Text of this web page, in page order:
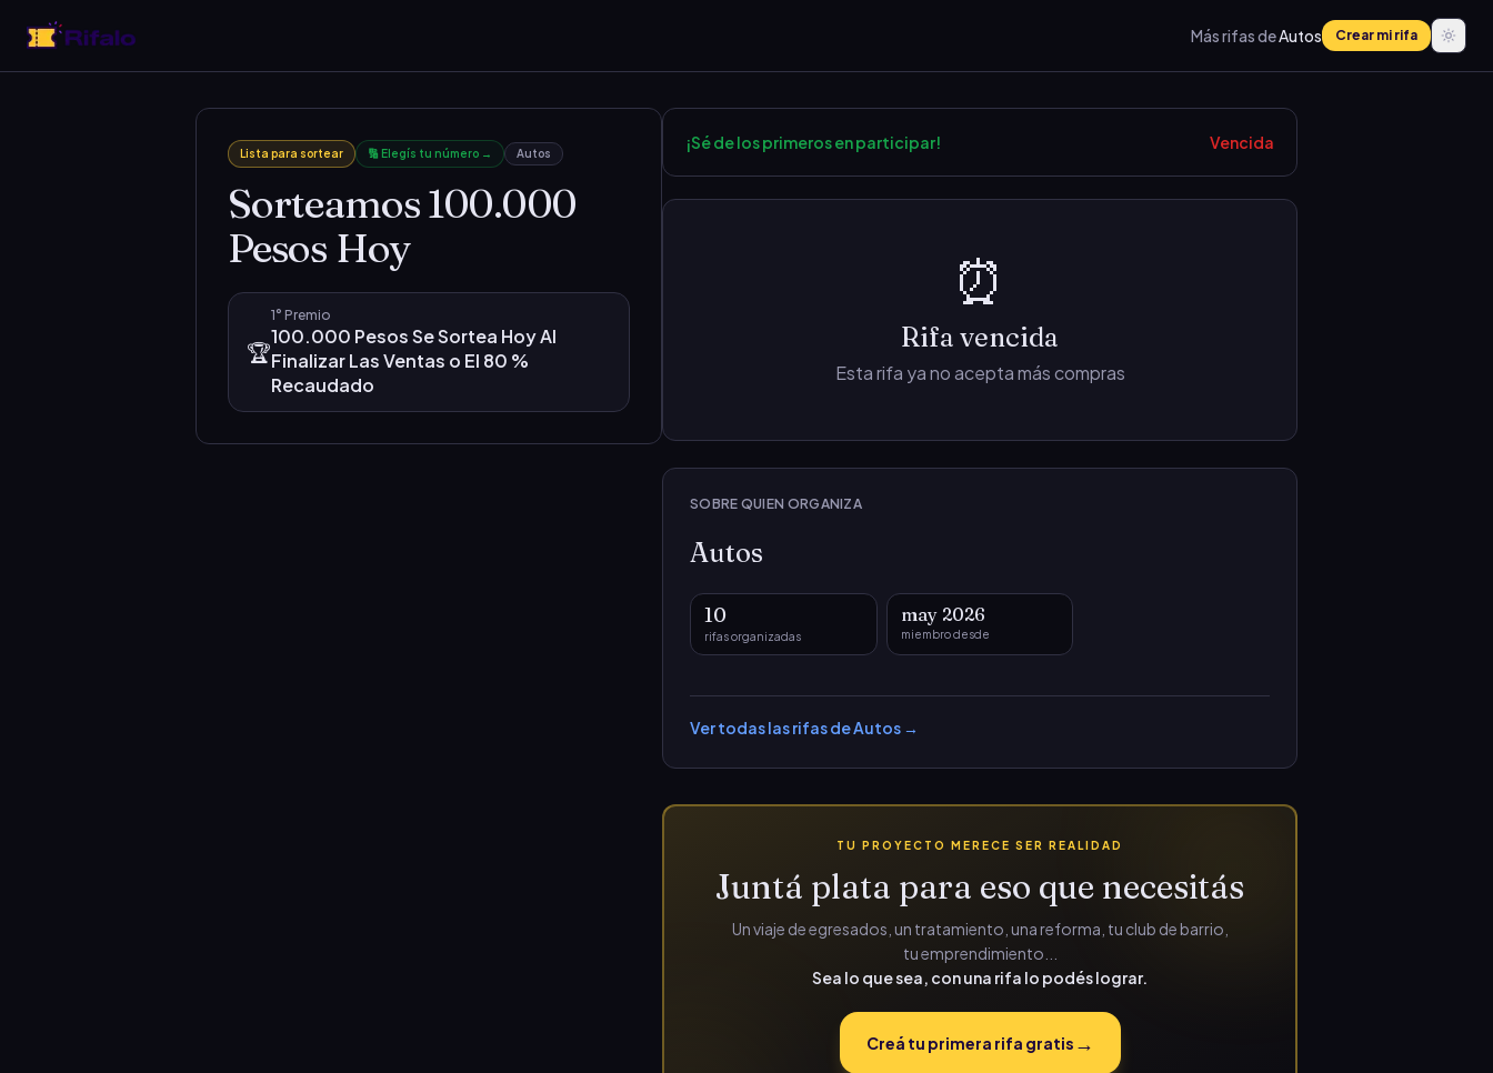
Más rifas deAutos Crear mi rifa
Lista para sortear 🔢 Elegís tu número → Autos
Sorteamos 100.000
Pesos Hoy
🏆
1° Premio
100.000 Pesos Se Sortea Hoy Al
Finalizar Las Ventas o El 80 %
Recaudado
¡Sé de los primeros en participar! Vencida
⏰
Rifa vencida
Esta rifa ya no acepta más compras
SOBRE QUIEN ORGANIZA
Autos
10
rifas organizadas
may 2026
miembro desde
Ver todas las rifas deAutos →
TU PROYECTO MERECE SER REALIDAD
Juntá plata para eso que necesitás
Un viaje de egresados, un tratamiento, una reforma, tu club de barrio,
tu emprendimiento...
Sea lo que sea, con una rifa lo podés lograr.
Creá tu primera rifa gratis →